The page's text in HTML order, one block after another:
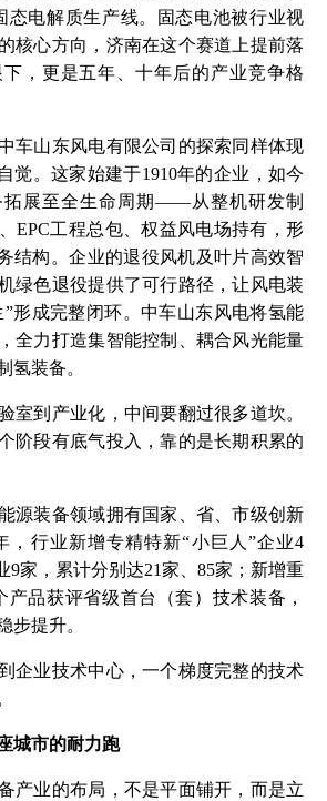
态电解质生产线。固态电池被行业视
核心方向，济南在这个赛道上提前落
，更是五年、十年后的产业竞争格
山东风电有限公司的探索同样体现
觉。这家始建于1910年的企业，如今
拓展至全生命周期——从整机研发制
EPC工程总包、权益风电场持有，形
结构。企业的退役风机及叶片高效智
绿色退役提供了可行路径，让风电装
”形成完整闭环。中车山东风电将氢能
全力打造集智能控制、耦合风光能量
氢装备。
到产业化，中间要翻过很多道坎。
阶段有底气投入，靠的是长期积累的
装备领域拥有国家、省、市级创新
，行业新增专精特新“小巨人”企业4
9家，累计分别达21家、85家；新增重
产品获评省级首台（套）技术装备，
步提升。
业技术中心，一个梯度完整的技术
城市的耐力跑
业的布局，不是平面铺开，而是立